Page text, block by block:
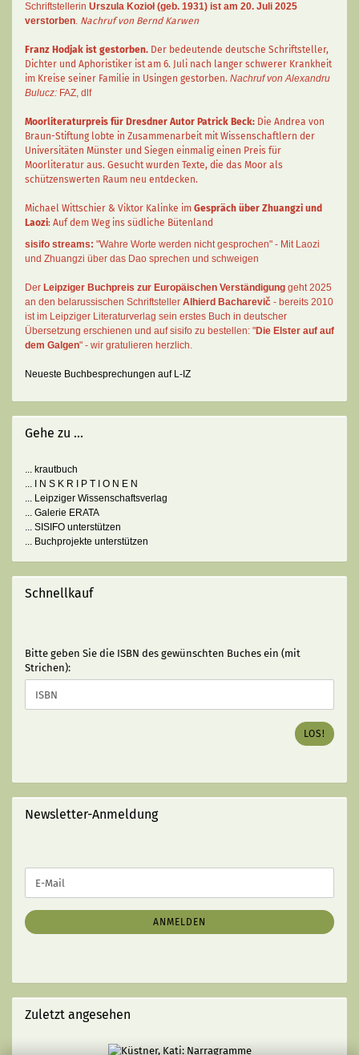
Schriftstellerin Urszula Kozioł (geb. 1931) ist am 20. Juli 2025
verstorben. Nachruf von Bernd Karwen
Franz Hodjak ist gestorben. Der bedeutende deutsche Schriftsteller,
Dichter und Aphoristiker ist am 6. Juli nach langer schwerer Krankheit
im Kreise seiner Familie in Usingen gestorben. Nachruf von Alexandru
Bulucz: FAZ, dlf
Moorliteraturpreis für Dresdner Autor Patrick Beck: Die Andrea von
Braun-Stiftung lobte in Zusammenarbeit mit Wissenschaftlern der
Universitäten Münster und Siegen einmalig einen Preis für
Moorliteratur aus. Gesucht wurden Texte, die das Moor als
schützenswerten Raum neu entdecken.
Michael Wittschier & Viktor Kalinke im Gespräch über Zhuangzi und
Laozi: Auf dem Weg ins südliche Bütenland
sisifo streams: "Wahre Worte werden nicht gesprochen" - Mit Laozi
und Zhuangzi über das Dao sprechen und schweigen
Der Leipziger Buchpreis zur Europäischen Verständigung geht 2025
an den belarussischen Schriftsteller Alhierd Bacharevič - bereits 2010
ist im Leipziger Literaturverlag sein erstes Buch in deutscher
Übersetzung erschienen und auf sisifo zu bestellen: "Die Elster auf auf
dem Galgen" - wir gratulieren herzlich.
Neueste Buchbesprechungen auf L-IZ
Gehe zu ...
... krautbuch
... I N S K R I P T I O N E N
... Leipziger Wissenschaftsverlag
... Galerie ERATA
... SISIFO unterstützen
... Buchprojekte unterstützen
Schnellkauf
BITTE
GEBEN
SIE
DIE
ISBN
(MIT
STRICHEN):
Bitte geben Sie die ISBN des gewünschten Buches ein (mit
Strichen):
LOS!
Newsletter-Anmeldung
ZUR
ANMELDUNG
E-
Mail
ANMELDEN
Zuletzt angesehen